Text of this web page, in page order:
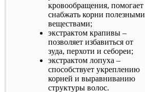
кровообращения, помогает
снабжать корни полезными
веществами;
экстрактом крапивы –
позволяет избавиться от
зуда, перхоти и себореи;
экстрактом лопуха –
способствует укреплению
корней и выравниванию
структуры волос.